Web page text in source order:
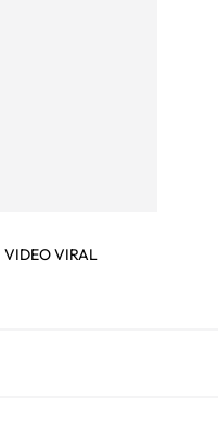
VIDEO VIRAL